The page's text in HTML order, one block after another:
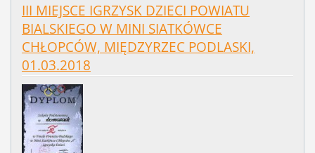
III MIEJSCE IGRZYSK DZIECI POWIATU
BIALSKIEGO W MINI SIATKÓWCE
CHŁOPCÓW, MIĘDZYRZEC PODLASKI,
01.03.2018